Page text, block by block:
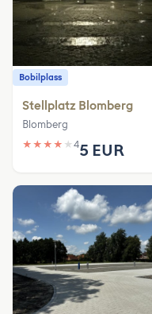
Bobilplass
Stellplatz Blomberg
Blomberg
★ ★ ★ ★ ★ 45 EUR